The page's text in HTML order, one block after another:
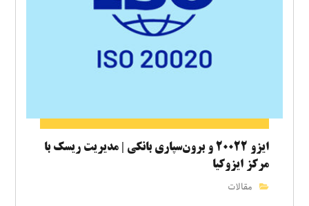
ایزو ۲۰۰۲۲ و برون‌سپاری بانکی | مدیریت ریسک با
مرکز ایزوکیا
مقالات